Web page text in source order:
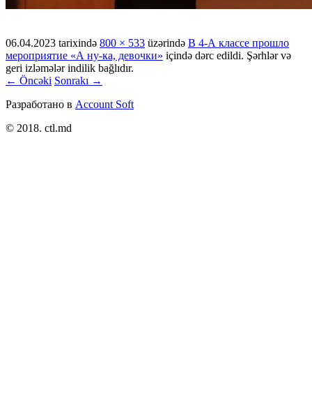
06.04.2023 tarixində 800 × 533 üzərində В 4-А классе прошло
мероприятие «А ну-ка, девочки» içində dərc edildi. Şərhlər və
geri izləmələr indilik bağlıdır.
← Öncəki Sonrakı →
Разработано в Account Soft
© 2018. ctl.md